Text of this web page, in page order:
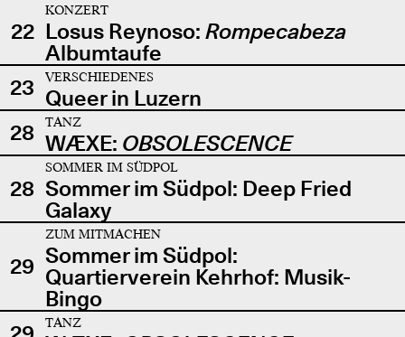
22
KONZERT
Losus Reynoso: Rompecabeza
Albumtaufe
23
VERSCHIEDENES
Queer in Luzern
28
TANZ
WÆXE: OBSOLESCENCE
28
SOMMER IM SÜDPOL
Sommer im Südpol: Deep Fried
Galaxy
29
ZUM MITMACHEN
Sommer im Südpol:
Quartierverein Kehrhof: Musik-
Bingo
TANZ